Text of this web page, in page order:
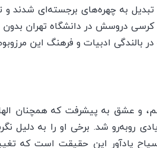
به چهره‌های برجسته‌ای شدند و
کرسی دروسش در دانشگاه تهران
ادبیات و فرهنگ این
و عشق به پیشرفت که همچنان
روبه‌رو شد. برخی او را به دلیل
یادآور این حقیقت است که